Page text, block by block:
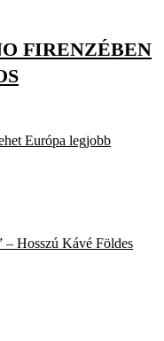
FIRENZÉBEN
Európa legjobb
– Hosszú Kávé Földes